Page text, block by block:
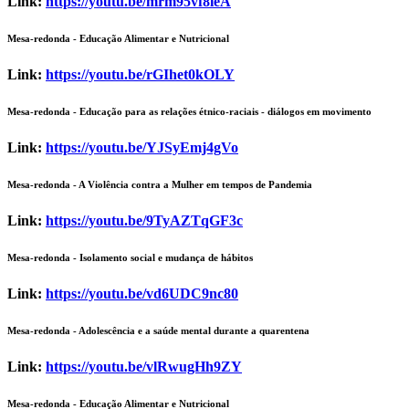
Mesa-redonda - Educação Alimentar e Nutricional
Link: https://youtu.be/rGIhet0kOLY
Mesa-redonda - Educação para as relações étnico-raciais - diálogos em movimento
Link: https://youtu.be/YJSyEmj4gVo
Mesa-redonda - A Violência contra a Mulher em tempos de Pandemia
Link: https://youtu.be/9TyAZTqGF3c
Mesa-redonda - Isolamento social e mudança de hábitos
Link: https://youtu.be/vd6UDC9nc80
Mesa-redonda - Adolescência e a saúde mental durante a quarentena
Link: https://youtu.be/vlRwugHh9ZY
Mesa-redonda - Educação Alimentar e Nutricional